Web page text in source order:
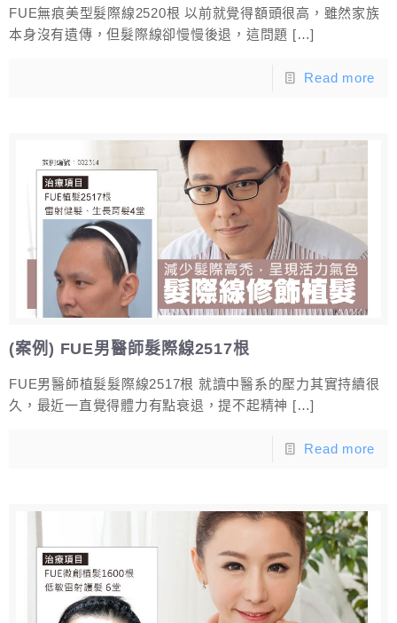
FUE無痕美型髮際線2520根 以前就覺得額頭很高，雖然家族
本身沒有遺傳，但髮際線卻慢慢後退，這問題 […]
Read more
(案例) FUE男醫師髮際線2517根
FUE男醫師植髮髮際線2517根 就讀中醫系的壓力其實持續很
久，最近一直覺得體力有點衰退，提不起精神 […]
Read more